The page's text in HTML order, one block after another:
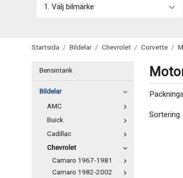
1. Välj bilmärke
Startsida / Bildelar / Chevrolet / Corvette /
Bensintank
Bildelar
AMC
Buick
Cadillac
Chevrolet
Camaro 1967-1981
Camaro 1982-2002
Sortering